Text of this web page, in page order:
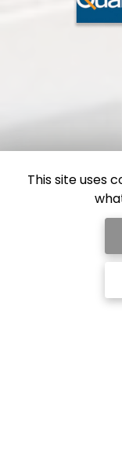
This site uses